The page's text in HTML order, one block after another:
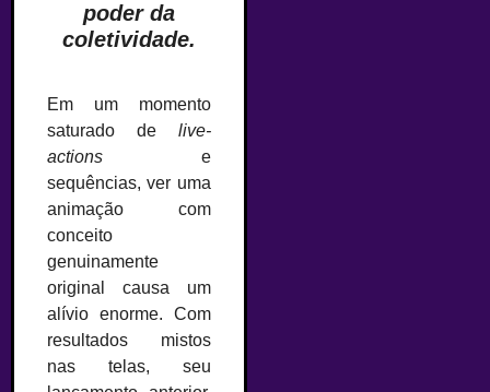
poder da
coletividade.
Em um momento
saturado de live-
actions e
sequências, ver uma
animação com
conceito
genuinamente
original causa um
alívio enorme. Com
resultados mistos
nas telas, seu